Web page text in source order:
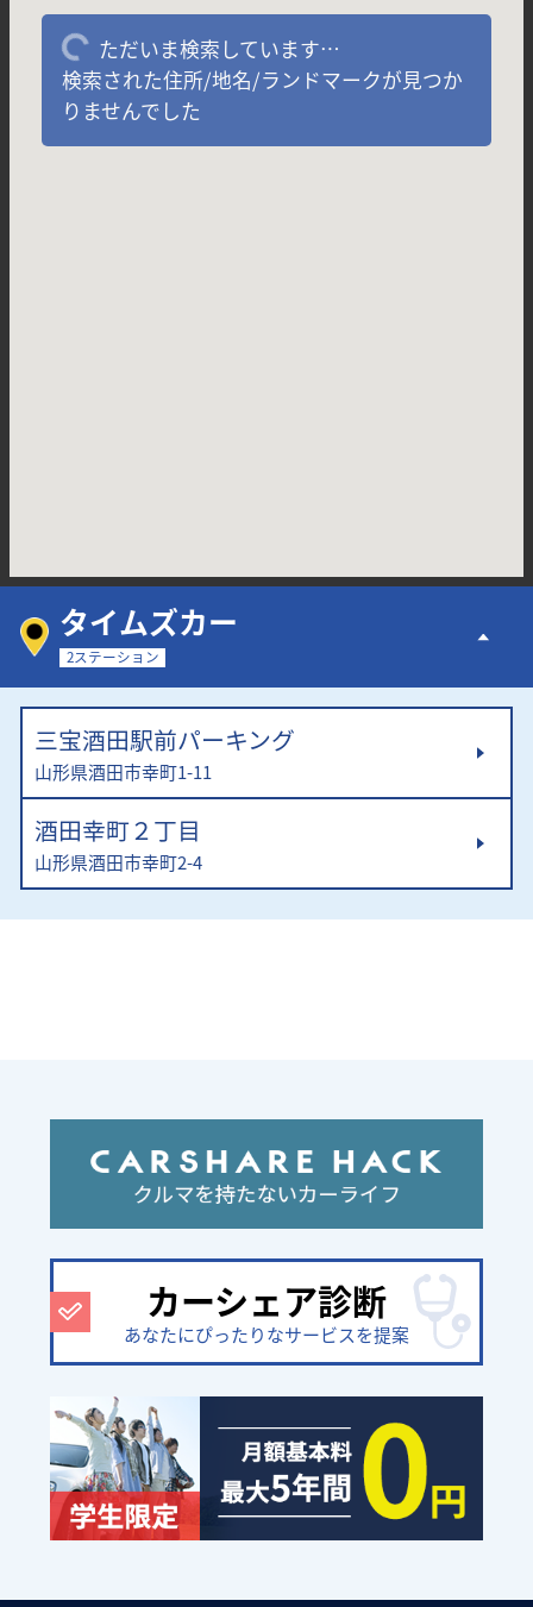
ただいま検索しています…
検索された住所/地名/ランドマークが見つか
りませんでした
タイムズカー
2ステーション
三宝酒田駅前パーキング
山形県酒田市幸町1-11
酒田幸町２丁目
山形県酒田市幸町2-4
カーシェア診断
あなたにぴったりなサービスを提案